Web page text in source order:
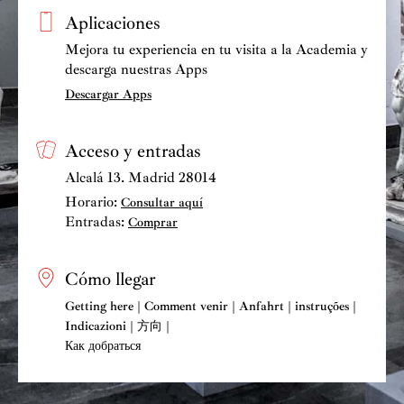
Panofsky, con un famoso prólogo de Enrique Lafuente
Ferrari, la edición castellana del libro de Julián
Gállego,Visión y símbolos en la pintura española del
, y la aparición de la revista
dirigida por Santiago Sebastián, marcaron el hito
incidencia en el mundo estudiantil, el cambio y el
futuro desarrollo de una nueva historia del arte se
reforzó con la creación, en 1967 de una nueva
Licenciatura del Historia del Arte, primero en la
continuación de manera paulatina en el resto de las
universidades españolas. En la década de los 70, al
incorporarse España al Comité Internacional de
Historia del Arte, que celebró su XXIII Congreso en
mentalmente estaban cerradas a las corrientes
Aplicaciones
Mejora tu experiencia en tu visita a la Academia y
descarga nuestras Apps
Descargar Apps
Acceso y entradas
Alcalá 13. Madrid 28014
Horario: Consultar aquí
Entradas: Comprar
Cómo llegar
Getting here | Comment venir | Anfahrt | instruções |
Indicazioni | 方向 |
Как добраться